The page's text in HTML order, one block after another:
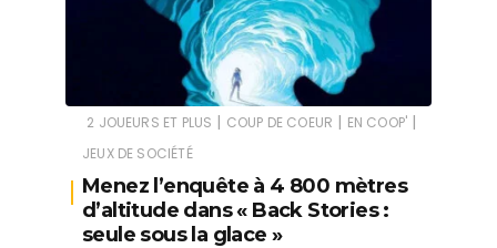
2 JOUEURS ET PLUS | COUP DE COEUR | EN COOP' |
JEUX DE SOCIÉTÉ
Menez l’enquête à 4 800 mètres
d’altitude dans « Back Stories :
seule sous la glace »